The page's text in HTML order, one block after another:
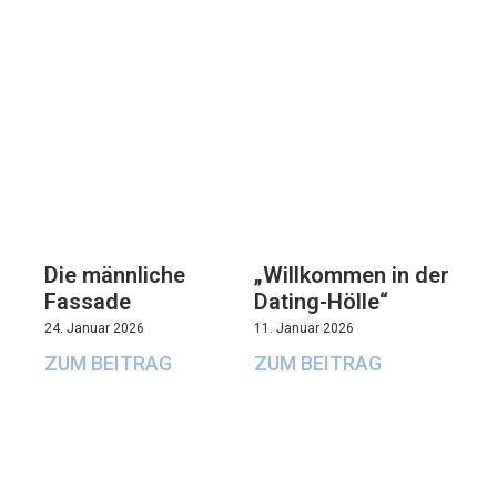
Die männliche
Fassade
24. Januar 2026
ZUM BEITRAG
„Willkommen in der
Dating-Hölle“
11. Januar 2026
ZUM BEITRAG